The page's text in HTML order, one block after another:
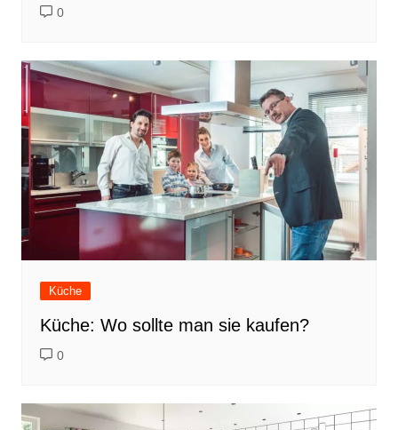
0
Küche
Küche: Wo sollte man sie kaufen?
0